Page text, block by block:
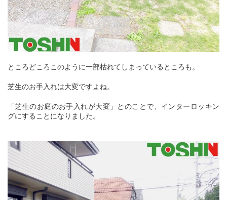
ところどころこのように一部枯れてしまっているところも。
芝生のお手入れは大変ですよね。
「芝生のお庭のお手入れが大変」とのことで、インターロッキン
グにすることになりました。